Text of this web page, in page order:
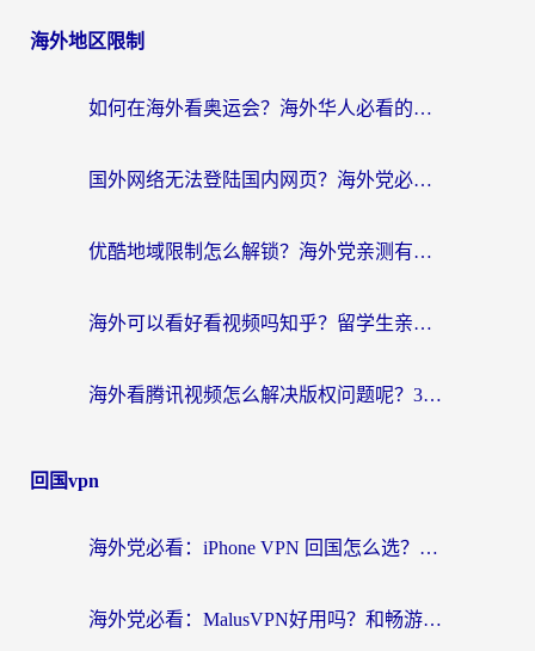
海外地区限制
如何在海外看奥运会？海外华人必看的体育赛事直播终极指南
国外网络无法登陆国内网页？海外党必看：选对回国加速器实现无缝访问
优酷地域限制怎么解锁？海外党亲测有效的追剧自由指南
海外可以看好看视频吗知乎？留学生亲测有效的回国追剧解决方案
海外看腾讯视频怎么解决版权问题呢？3步让你轻松解锁国内影视自由
回国vpn
海外党必看：iPhone VPN 回国怎么选？一篇搞定无缝访问国内资源
海外党必看：MalusVPN好用吗？和畅游VPN对比哪个回国效果更好？附穿梭飞鱼神龟真实体验